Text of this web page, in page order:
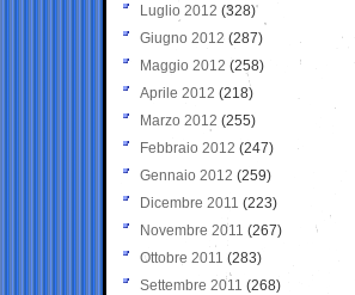
Luglio 2012 (328)
Giugno 2012 (287)
Maggio 2012 (258)
Aprile 2012 (218)
Marzo 2012 (255)
Febbraio 2012 (247)
Gennaio 2012 (259)
Dicembre 2011 (223)
Novembre 2011 (267)
Ottobre 2011 (283)
Settembre 2011 (268)